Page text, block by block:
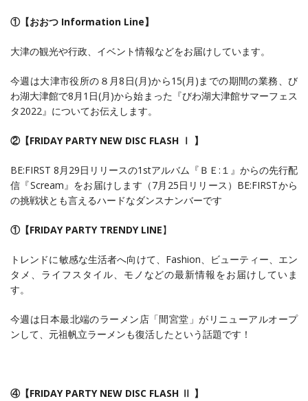
①【おおつ Information Line】
大津の観光や行政、イベント情報などをお届けしています。
今週は大津市役所の８月8日(月)から15(月)までの期間の業務、び
わ湖大津館で8月1日(月)から始まった『びわ湖大津館サマーフェス
タ2022』についてお伝えします。
②【FRIDAY PARTY NEW DISC FLASH Ⅰ 】
BE:FIRST 8月29日リリースの1stアルバム『ＢＥ:１』からの先行配
信『Scream』をお届けします（7月25日リリース）BE:FIRSTから
の挑戦状とも言えるハードなダンスナンバーです
①【FRIDAY PARTY TRENDY LINE】
トレンドに敏感な生活者へ向けて、Fashion、ビューティー、エン
タメ、ライフスタイル、モノなどの最新情報をお届けしていま
す。
今週は日本最北端のラーメン店「間宮堂」がリニューアルオープ
ンして、元祖帆立ラーメンも復活したという話題です！
④【FRIDAY PARTY NEW DISC FLASH Ⅱ 】